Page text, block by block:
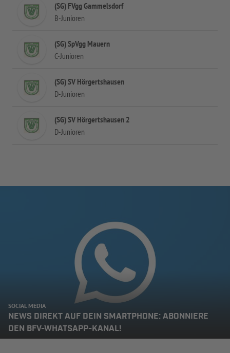
(SG) FVgg Gammelsdorf
B-Junioren
(SG) SpVgg Mauern
C-Junioren
(SG) SV Hörgertshausen
D-Junioren
(SG) SV Hörgertshausen 2
D-Junioren
SOCIAL MEDIA
NEWS DIREKT AUF DEIN SMARTPHONE: ABONNIERE
DEN BFV-WHATSAPP-KANAL!